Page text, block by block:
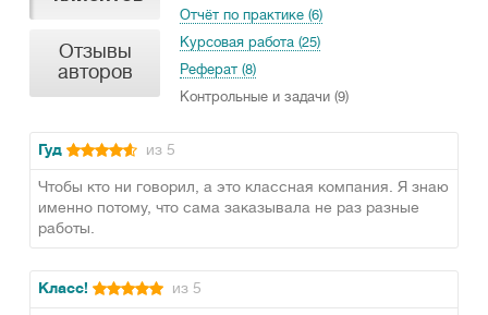
Отзывы
авторов
Отчёт по практике (6)
Курсовая работа (25)
Реферат (8)
Контрольные и задачи (9)
Гуд из 5
Чтобы кто ни говорил, а это классная компания. Я знаю
именно потому, что сама заказывала не раз разные
работы.
Класс! из 5